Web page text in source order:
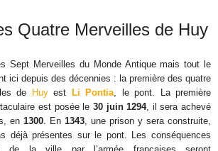
Quatre Merveilles de Huy
Sept Merveilles du Monde Antique mais tout le
ici depuis des décennies : la première des quatre
de Huyest Li Pontia , le pont.
La première
est posée le 30 juin 1294, il sera achevé
en 1300 . En 1343 , une prison y sera construite,
déjà présentes sur le pont. Les conséquences